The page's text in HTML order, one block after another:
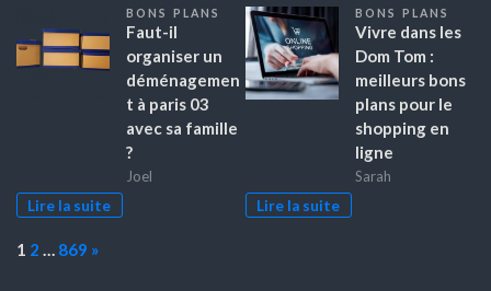
BONS PLANS
Faut-il
organiser un
déménagemen
t à paris 03
avec sa famille
?
Joel
Lire la suite
BONS PLANS
Vivre dans les
Dom Tom :
meilleurs bons
plans pour le
shopping en
ligne
Sarah
Lire la suite
Page:
1 2 … 869 Next
»